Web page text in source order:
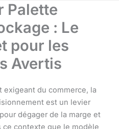
Palette
: Le
pour les
Avertis
exigeant du commerce, la
est un levier
dégager de la marge et
ce contexte que le modèle